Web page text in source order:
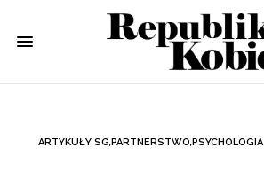
ARTYKUŁY SG,PARTNERSTWO,PSYCHOLOGIA